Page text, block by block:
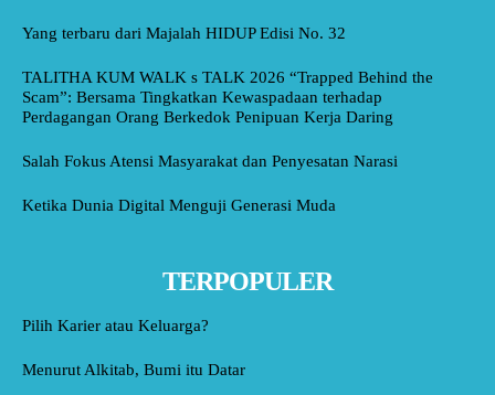
Yang terbaru dari Majalah HIDUP Edisi No. 32
TALITHA KUM WALK s TALK 2026 “Trapped Behind the
Scam”: Bersama Tingkatkan Kewaspadaan terhadap
Perdagangan Orang Berkedok Penipuan Kerja Daring
Salah Fokus Atensi Masyarakat dan Penyesatan Narasi
Ketika Dunia Digital Menguji Generasi Muda
TERPOPULER
Pilih Karier atau Keluarga?
Menurut Alkitab, Bumi itu Datar